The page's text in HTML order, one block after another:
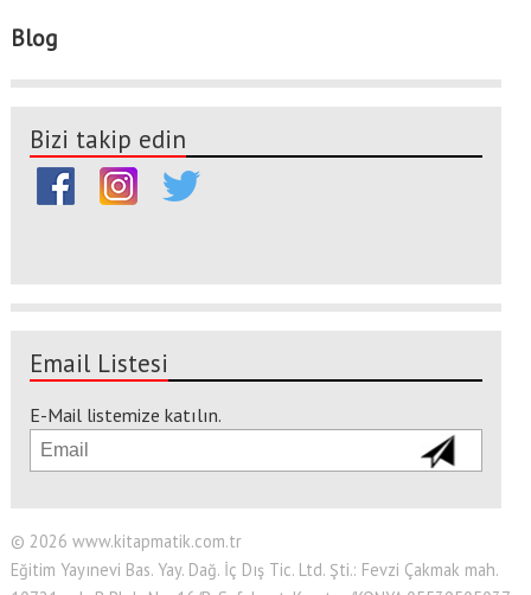
Blog
Bizi takip edin
Email Listesi
E-Mail listemize katılın.
© 2026 www.kitapmatik.com.tr
Eğitim Yayınevi Bas. Yay. Dağ. İç Dış Tic. Ltd. Şti.: Fevzi Çakmak mah.